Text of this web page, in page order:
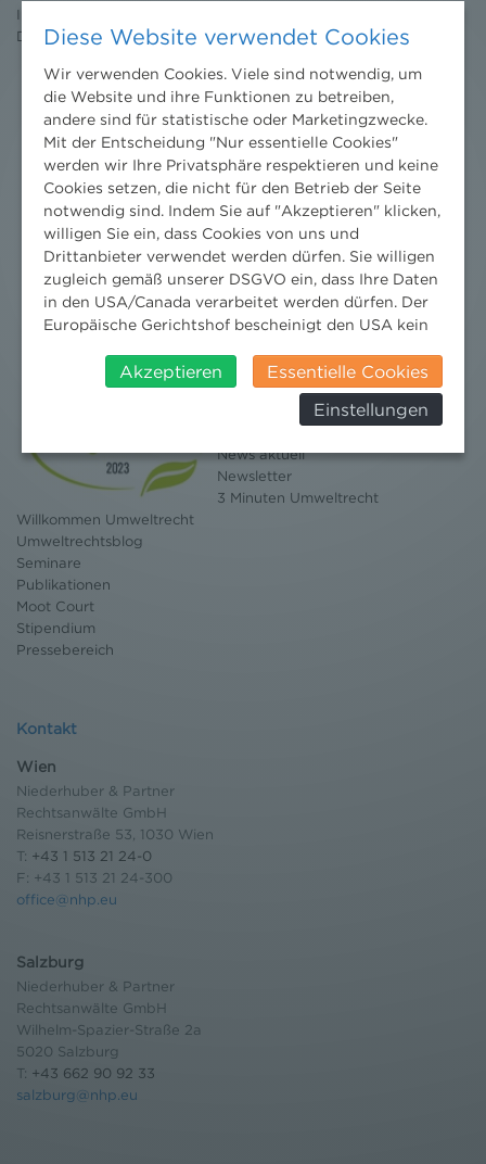
Impressum
Datenschutz erklärung
News aktuell
Newsletter
3 Minuten Umweltrecht
Willkommen Umweltrecht
Umweltrechtsblog
Seminare
Publikationen
Moot Court
Stipendium
Pressebereich
Kontakt
Wien
Niederhuber & Partner
Rechtsanwälte GmbH
Reisnerstraße 53, 1030 Wien
T: +43 1 513 21 24-0
F: +43 1 513 21 24-300
office@nhp.eu
Salzburg
Niederhuber & Partner
Rechtsanwälte GmbH
Wilhelm-Spazier-Straße 2a
5020 Salzburg
T: +43 662 90 92 33
salzburg@nhp.eu
Diese Website verwendet Cookies
Wir verwenden Cookies. Viele sind notwendig, um
die Website und ihre Funktionen zu betreiben,
andere sind für statistische oder Marketingzwecke.
Mit der Entscheidung "Nur essentielle Cookies"
werden wir Ihre Privatsphäre respektieren und keine
Cookies setzen, die nicht für den Betrieb der Seite
notwendig sind. Indem Sie auf "Akzeptieren" klicken,
willigen Sie ein, dass Cookies von uns und
Drittanbieter verwendet werden dürfen. Sie willigen
zugleich gemäß unserer DSGVO ein, dass Ihre Daten
in den USA/Canada verarbeitet werden dürfen. Der
Europäische Gerichtshof bescheinigt den USA kein
insbesondere das Risiko, dass ihre Daten durch US-
Behörden, zu Kontroll- und zu
Überwachungszwecken, verarbeitet werden und
werden können. Zudem finden Sie am
Bildschirmrand ein Cookie-Icon wo Sie jederzeit Ihre
Einwilligung widerrufen und Widerspruch ausüben.
Weitere Infomationen finden Sie hier:
Datenschutzerklärung
Akzeptieren
Essentielle Cookies
Einstellungen